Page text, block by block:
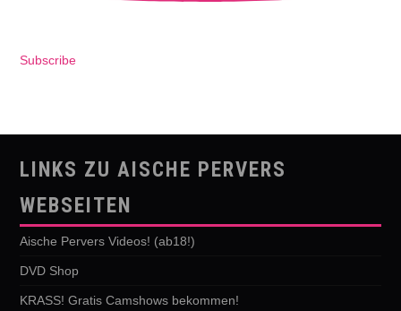
Subscribe
LINKS ZU AISCHE PERVERS
WEBSEITEN
Aische Pervers Videos! (ab18!)
DVD Shop
KRASS! Gratis Camshows bekommen!